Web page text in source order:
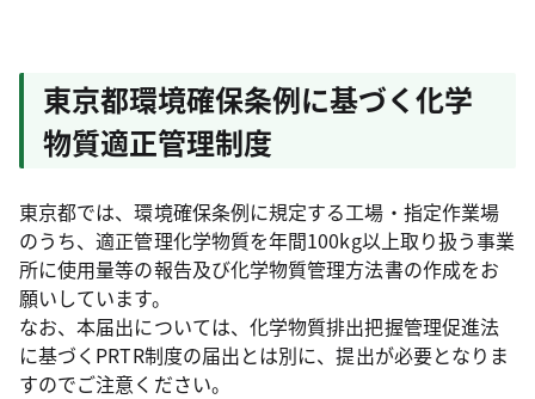
東京都環境確保条例に基づく化学
物質適正管理制度
東京都では、環境確保条例に規定する工場・指定作業場
のうち、適正管理化学物質を年間100kg以上取り扱う事業
所に使用量等の報告及び化学物質管理方法書の作成をお
願いしています。
なお、本届出については、化学物質排出把握管理促進法
に基づくPRTR制度の届出とは別に、提出が必要となりま
すのでご注意ください。